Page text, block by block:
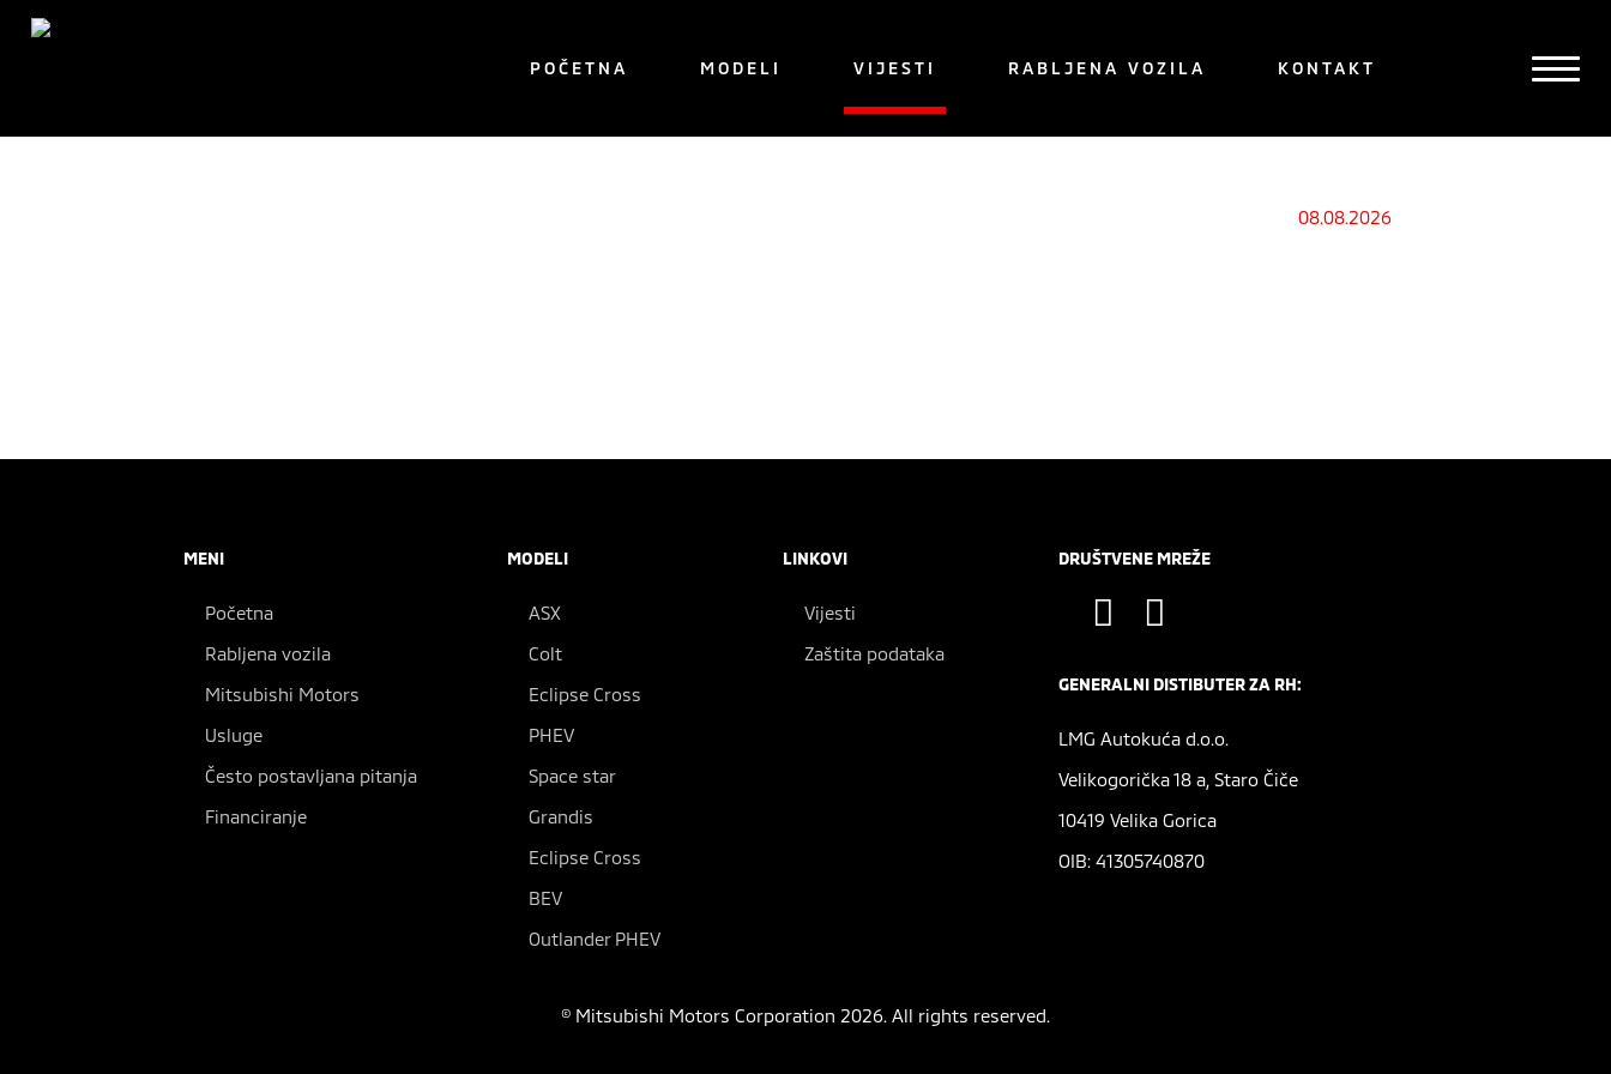
POČETNA MODELI VIJESTI RABLJENA VOZILA KONTAKT
08.08.2026
MENI
Početna
Rabljena vozila
Mitsubishi Motors
Usluge
Često postavljana pitanja
Financiranje
MODELI
ASX
Colt
Eclipse Cross
PHEV
Space star
Grandis
Eclipse Cross
BEV
Outlander PHEV
LINKOVI
Vijesti
Zaštita podataka
DRUŠTVENE MREŽE
GENERALNI DISTIBUTER ZA RH:
LMG Autokuća d.o.o.
Velikogorička 18 a, Staro Čiče
10419 Velika Gorica
OIB: 41305740870
© Mitsubishi Motors Corporation 2026. All rights reserved.